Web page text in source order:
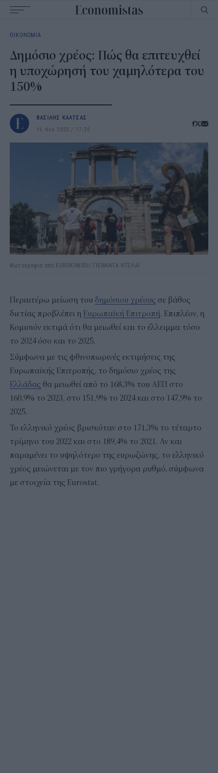
navigation
ΟΙΚΟΝΟΜΙΑ
Δημόσιο χρέος: Πώς θα επιτευχθεί
η υποχώρησή του χαμηλότερα του
150%
ΒΑΣΙΛΗΣ ΚΑΛΤΣΑΣ
16 Νοε 2023
17:30
Φωτογραφία από EUROKINISSI/ ΓΙΕΝΑΝΤΑ ΝΤΕΛΑΪ
Περαιτέρω μείωση του δημόσιου χρέους σε βάθος
διετίας προβλέπει η Ευρωπαϊκή Επιτροπή. Επιπλέον, η
Κομισιόν εκτιμά ότι θα μειωθεί και το έλλειμμα τόσο
το 2024 όσο και το 2025.
Σύμφωνα με τις φθινοπωρινές εκτιμήσεις της
Ευρωπαϊκής Επιτροπής, το δημόσιο χρέος της
Ελλάδας θα μειωθεί από το 168,3% του ΑΕΠ στο
160,9% το 2023, στο 151,9% το 2024 και στο 147,9% το
2025.
Το ελληνικό χρέος βρισκόταν στο 171,3% το τέταρτο
τρίμηνο του 2022 και στο 189,4% το 2021. Αν και
παραμένει το υψηλότερο της ευρωζώνης, το ελληνικό
χρέος μειώνεται με τον πιο γρήγορα ρυθμό, σύμφωνα
με στοιχεία της Eurostat.